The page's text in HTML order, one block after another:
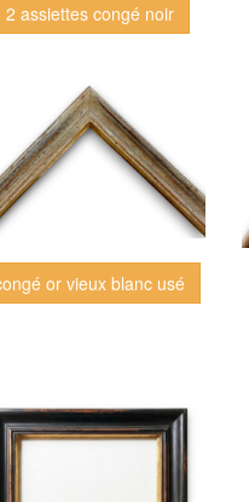
2 assiettes congé noir
or vieux blanc usé